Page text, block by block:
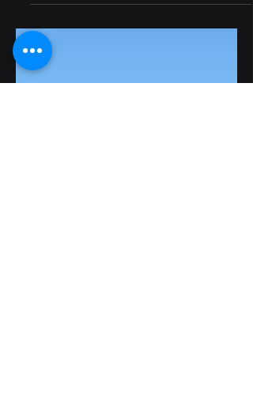
ação chocante expôs a crueldade sofrida
por duas crianças em Maracaju (MS).
Vítimas de cárcere...